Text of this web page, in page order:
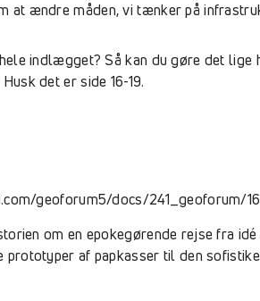
at ændre måden, vi tænker på
indlægget? Så kan du gøre det
det er side 16-19.
geoforum5/docs/241_geoforum/16
om en epokegørende rejse fra
af papkasser til den